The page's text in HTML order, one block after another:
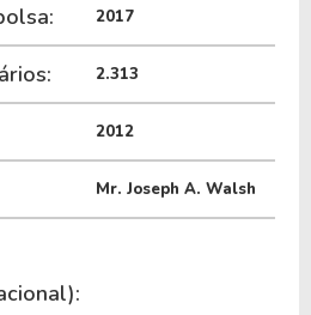
2017
2.313
2012
Mr. Joseph A. Walsh